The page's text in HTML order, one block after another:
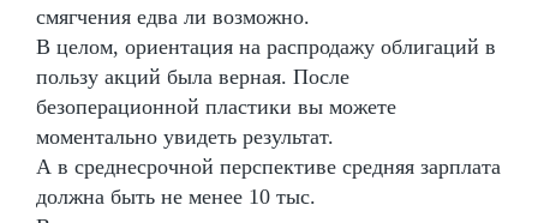
смягчения едва ли возможно.
В целом, ориентация на распродажу облигаций в
пользу акций была верная. После
безоперационной пластики вы можете
моментально увидеть результат.
А в среднесрочной перспективе средняя зарплата
должна быть не менее 10 тыс.